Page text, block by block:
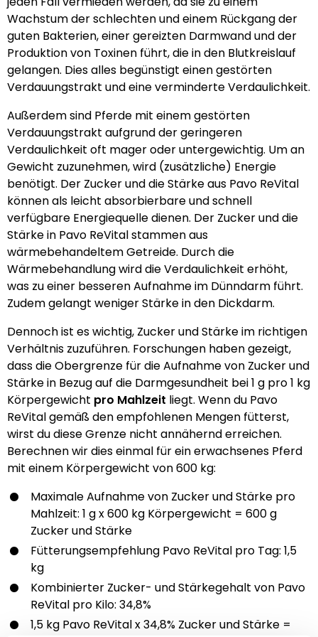
Wachstum der schlechten und einem Rückgang der
guten Bakterien, einer gereizten Darmwand und der
Produktion von Toxinen führt, die in den Blutkreislauf
gelangen. Dies alles begünstigt einen gestörten
Verdauungstrakt und eine verminderte Verdaulichkeit.
Außerdem sind Pferde mit einem gestörten
Verdauungstrakt aufgrund der geringeren
Verdaulichkeit oft mager oder untergewichtig. Um an
Gewicht zuzunehmen, wird (zusätzliche) Energie
benötigt. Der Zucker und die Stärke aus Pavo ReVital
können als leicht absorbierbare und schnell
verfügbare Energiequelle dienen. Der Zucker und die
Stärke in Pavo ReVital stammen aus
wärmebehandeltem Getreide. Durch die
Wärmebehandlung wird die Verdaulichkeit erhöht,
was zu einer besseren Aufnahme im Dünndarm führt.
Zudem gelangt weniger Stärke in den Dickdarm.
Dennoch ist es wichtig, Zucker und Stärke im richtigen
Verhältnis zuzuführen. Forschungen haben gezeigt,
dass die Obergrenze für die Aufnahme von Zucker und
Stärke in Bezug auf die Darmgesundheit bei 1 g pro 1 kg
Körpergewicht pro Mahlzeit liegt. Wenn du Pavo
ReVital gemäß den empfohlenen Mengen fütterst,
wirst du diese Grenze nicht annähernd erreichen.
Berechnen wir dies einmal für ein erwachsenes Pferd
mit einem Körpergewicht von 600 kg:
Maximale Aufnahme von Zucker und Stärke pro
Mahlzeit: 1 g x 600 kg Körpergewicht = 600 g
Zucker und Stärke
Fütterungsempfehlung Pavo ReVital pro Tag: 1,5
kg
Kombinierter Zucker- und Stärkegehalt von Pavo
ReVital pro Kilo: 34,8%
1,5 kg Pavo ReVital x 34,8% Zucker und Stärke =